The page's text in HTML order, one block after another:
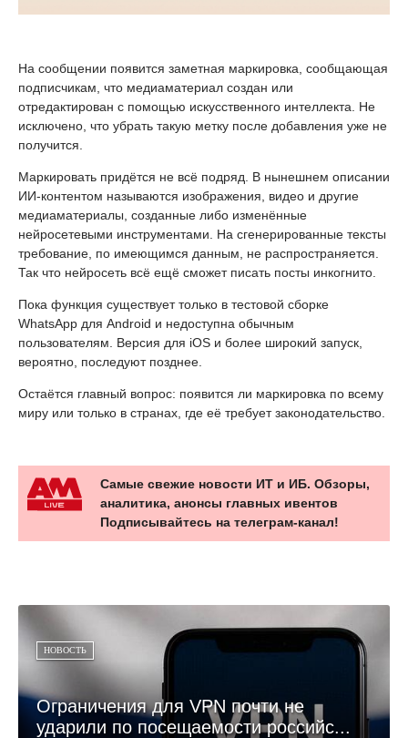
На сообщении появится заметная маркировка, сообщающая
подписчикам, что медиаматериал создан или
отредактирован с помощью искусственного интеллекта. Не
исключено, что убрать такую метку после добавления уже не
получится.
Маркировать придётся не всё подряд. В нынешнем описании
ИИ-контентом называются изображения, видео и другие
медиаматериалы, созданные либо изменённые
нейросетевыми инструментами. На сгенерированные тексты
требование, по имеющимся данным, не распространяется.
Так что нейросеть всё ещё сможет писать посты инкогнито.
Пока функция существует только в тестовой сборке
WhatsApp для Android и недоступна обычным
пользователям. Версия для iOS и более широкий запуск,
вероятно, последуют позднее.
Остаётся главный вопрос: появится ли маркировка по всему
миру или только в странах, где её требует законодательство.
Самые свежие новости ИТ и ИБ. Обзоры,
аналитика, анонсы главных ивентов
Подписывайтесь на телеграм-канал!
НОВОСТЬ
Ограничения для VPN почти не
ударили по посещаемости российс...